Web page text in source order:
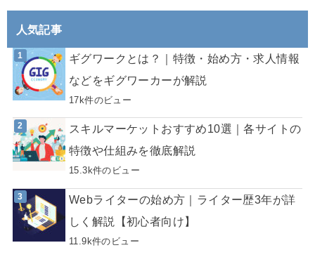
人気記事
ギグワークとは？｜特徴・始め方・求人情報
などをギグワーカーが解説
17k件のビュー
スキルマーケットおすすめ10選｜各サイトの
特徴や仕組みを徹底解説
15.3k件のビュー
Webライターの始め方｜ライター歴3年が詳
しく解説【初心者向け】
11.9k件のビュー